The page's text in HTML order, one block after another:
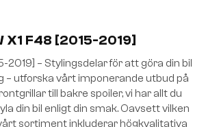
X1 F48 [2015-2019]
2019] – Stylingsdelar för att göra din bil
– utforska vårt imponerande utbud på
till bakre spoiler, vi har allt du
din bil enligt din smak. Oavsett vilken
sortiment inkluderar högkvalitativa